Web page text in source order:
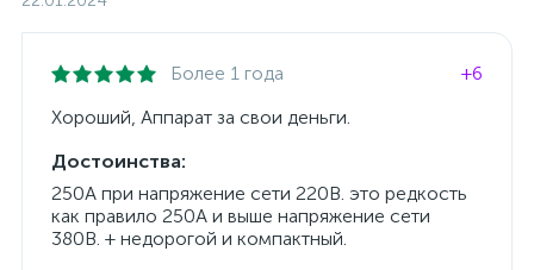
Более 1 года
+6
Хороший, Аппарат за свои деньги.
Достоинства:
250А при напряжение сети 220В. это редкость
как правило 250А и выше напряжение сети
380В. + недорогой и компактный.